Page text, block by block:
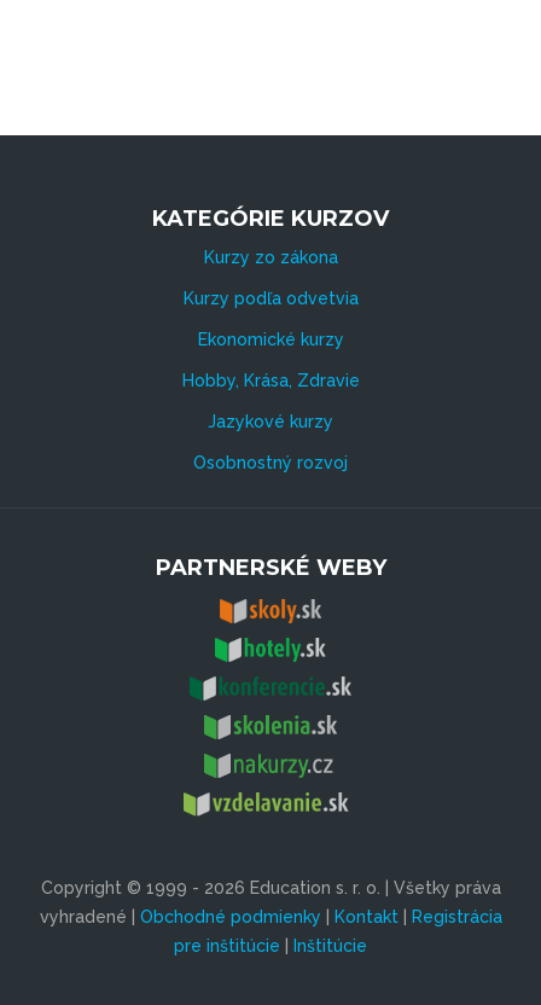
KATEGÓRIE KURZOV
Kurzy zo zákona
Kurzy podľa odvetvia
Ekonomické kurzy
Hobby, Krása, Zdravie
Jazykové kurzy
Osobnostný rozvoj
PARTNERSKÉ WEBY
Copyright © 1999 - 2026 Education s. r. o. | Všetky práva
vyhradené | Obchodné podmienky | Kontakt| Registrácia
pre inštitúcie | Inštitúcie